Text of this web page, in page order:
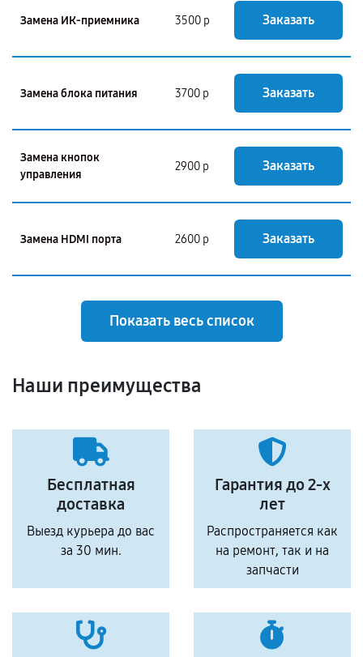
Замена ИК-приемника 3500 р Заказать
Замена блока питания 3700 р Заказать
Замена кнопок
управления
2900 р Заказать
Замена HDMI порта 2600 р Заказать
Показать весь список
Наши преимущества
Бесплатная
доставка
Выезд курьера до вас
за 30 мин.
Гарантия до 2-х
лет
Распространяется как
на ремонт, так и на
запчасти